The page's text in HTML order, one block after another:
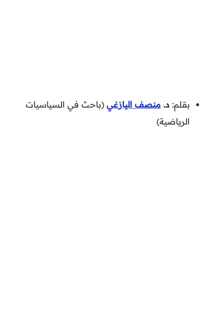
بقلم: د. منصف اليازغي (باحث في السياسيات
الرياضية)